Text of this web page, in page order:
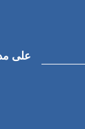
على